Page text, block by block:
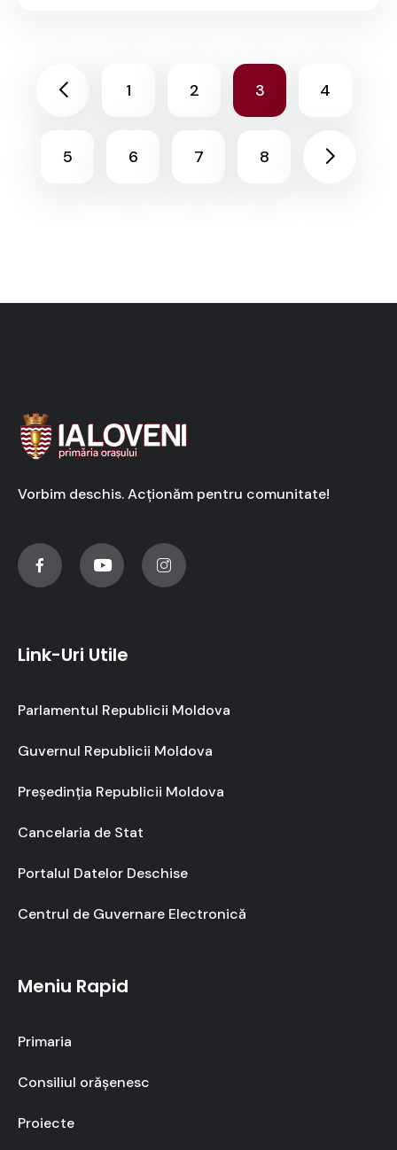
1 2 3 4
5 6 7 8
Vorbim deschis. Acționăm pentru comunitate!
Link-Uri Utile
Parlamentul Republicii Moldova
Guvernul Republicii Moldova
Președinția Republicii Moldova
Cancelaria de Stat
Portalul Datelor Deschise
Centrul de Guvernare Electronică
Meniu Rapid
Primaria
Consiliul orășenesc
Proiecte